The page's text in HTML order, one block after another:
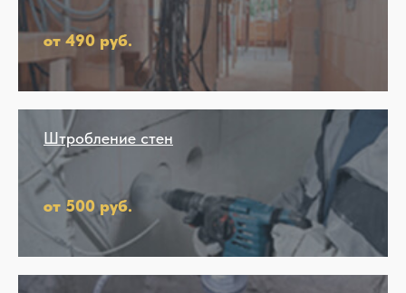
от 490 руб.
Штробление стен
от 500 руб.